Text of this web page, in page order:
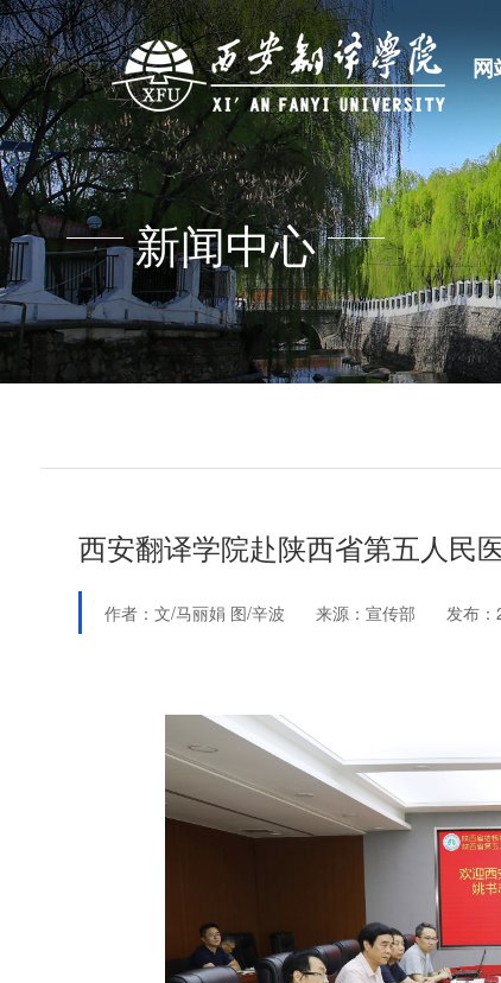
网
新闻中心
西安翻译学院赴陕西省第五人民
作者：文/马丽娟 图/辛波 来源：宣传部 发布